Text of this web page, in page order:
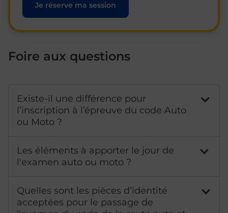
Je réserve ma session
Foire aux questions
Existe-il une différence pour
l’inscription à l’épreuve du code Auto
ou Moto ?
Les éléments à apporter le jour de
l'examen auto ou moto ?
Quelles sont les pièces d’identité
acceptées pour le passage de